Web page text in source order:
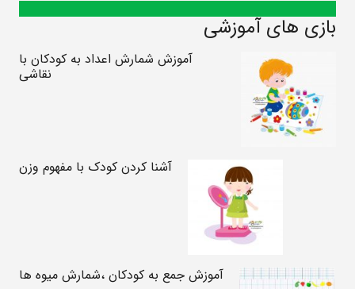
بازی های آموزشی
آموزش شمارش اعداد به کودکان با
نقاشی
آشنا کردن کودک با مفهوم وزن
آموزش جمع به کودکان ،شمارش میوه ها